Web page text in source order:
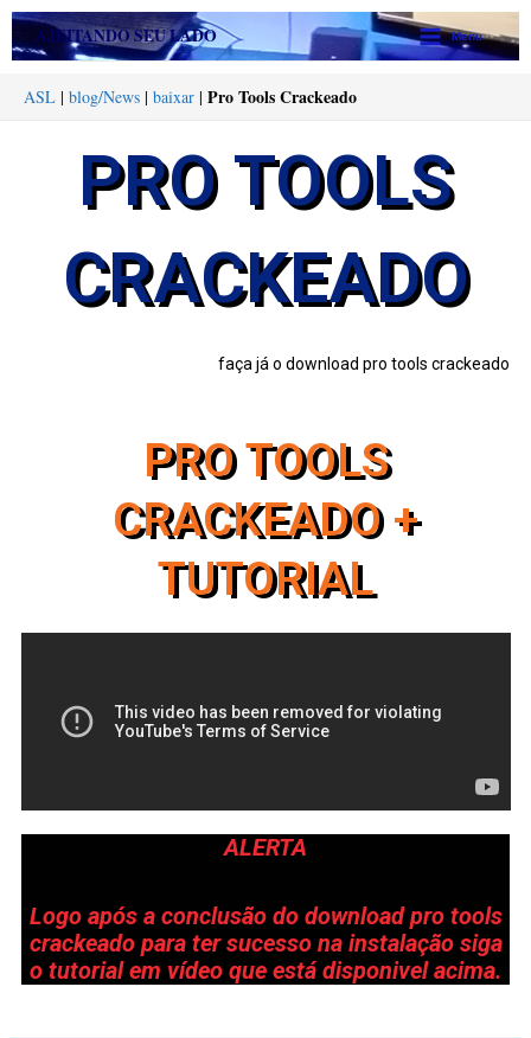
para
conteúdo
AJEITANDO SEU LADO
Main
Menu
ASL | blog/News | baixar | Pro Tools Crackeado
PRO TOOLS
CRACKEADO
faça já o download pro tools crackeado
PRO TOOLS
CRACKEADO +
TUTORIAL
ALERTA
Logo após a conclusão do download pro tools
crackeado para ter sucesso na instalação siga
o tutorial em vídeo que está disponivel acima.